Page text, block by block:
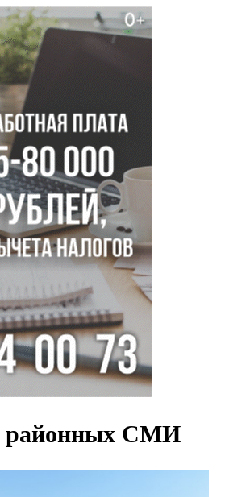
14-летней давности
подпорной стены на
Новосибирске
войска получат 2,9 млн